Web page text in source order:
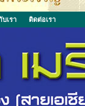
บเรา ติดต่อเรา